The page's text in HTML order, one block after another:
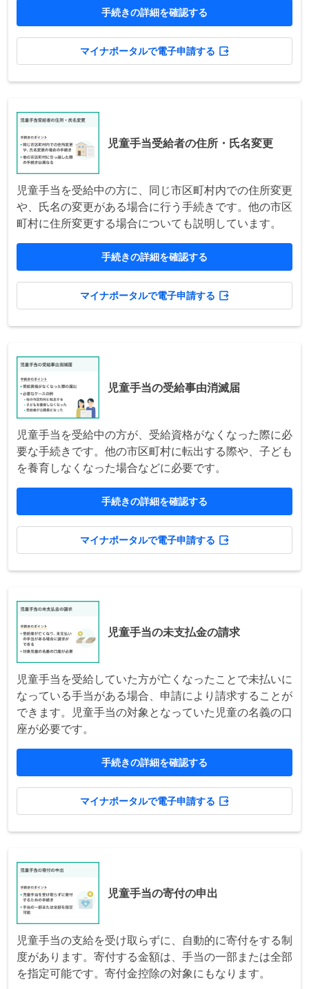
手続きの詳細を確認する
マイナポータルで電子申請する
児童手当受給者の住所・氏名変更
児童手当を受給中の方に、同じ市区町村内での住所変更
や、氏名の変更がある場合に行う手続きです。他の市区
町村に住所変更する場合についても説明しています。
手続きの詳細を確認する
マイナポータルで電子申請する
児童手当の受給事由消滅届
児童手当を受給中の方が、受給資格がなくなった際に必
要な手続きです。他の市区町村に転出する際や、子ども
を養育しなくなった場合などに必要です。
手続きの詳細を確認する
マイナポータルで電子申請する
児童手当の未支払金の請求
児童手当を受給していた方が亡くなったことで未払いに
なっている手当がある場合、申請により請求することが
できます。児童手当の対象となっていた児童の名義の口
座が必要です。
手続きの詳細を確認する
マイナポータルで電子申請する
児童手当の寄付の申出
児童手当の支給を受け取らずに、自動的に寄付をする制
度があります。寄付する金額は、手当の一部または全部
を指定可能です。寄付金控除の対象にもなります。